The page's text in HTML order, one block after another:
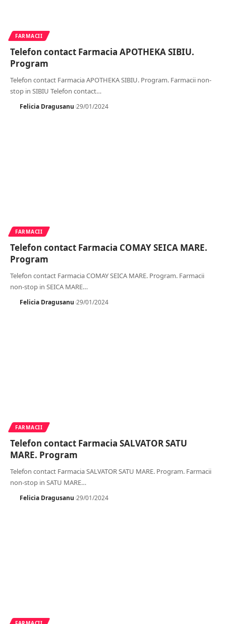
FARMACII
Telefon contact Farmacia APOTHEKA SIBIU.
Program
Telefon contact Farmacia APOTHEKA SIBIU. Program. Farmacii non-
stop in SIBIU Telefon contact…
Felicia Dragusanu 29/01/2024
FARMACII
Telefon contact Farmacia COMAY SEICA MARE.
Program
Telefon contact Farmacia COMAY SEICA MARE. Program. Farmacii
non-stop in SEICA MARE…
Felicia Dragusanu 29/01/2024
FARMACII
Telefon contact Farmacia SALVATOR SATU
MARE. Program
Telefon contact Farmacia SALVATOR SATU MARE. Program. Farmacii
non-stop in SATU MARE…
Felicia Dragusanu 29/01/2024